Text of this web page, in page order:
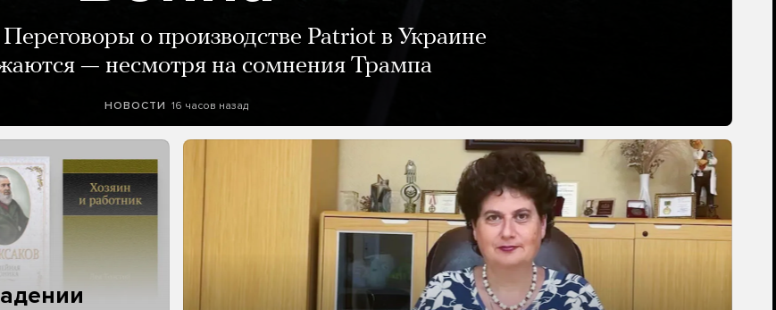
о производстве Patriot в Украине
— несмотря на сомнения Трампа
НОВОСТИ 16 часов назад